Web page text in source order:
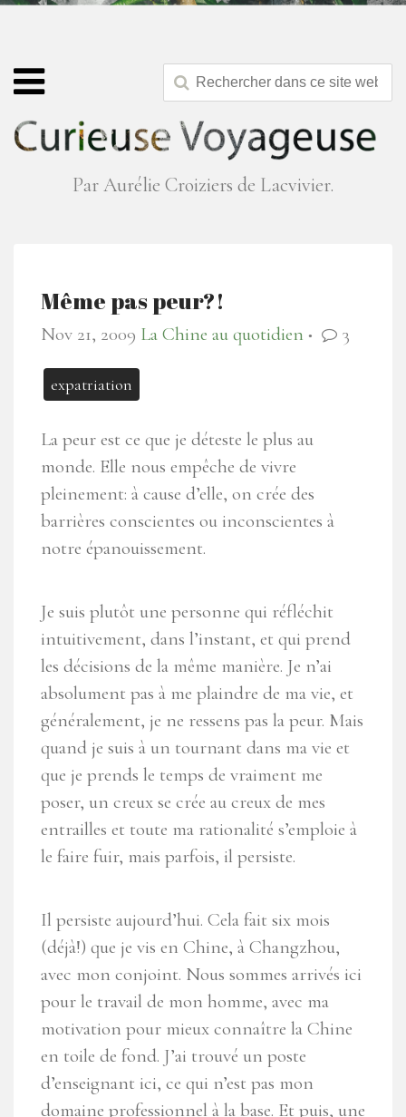
Par Aurélie Croiziers de Lacvivier.
Même pas peur?!
Nov 21, 2009 La Chine au quotidien ● 3
expatriation
La peur est ce que je déteste le plus au
monde. Elle nous empêche de vivre
pleinement: à cause d’elle, on crée des
barrières conscientes ou inconscientes à
notre épanouissement.
Je suis plutôt une personne qui réfléchit
intuitivement, dans l’instant, et qui prend
les décisions de la même manière. Je n’ai
absolument pas à me plaindre de ma vie, et
généralement, je ne ressens pas la peur. Mais
quand je suis à un tournant dans ma vie et
que je prends le temps de vraiment me
poser, un creux se crée au creux de mes
entrailles et toute ma rationalité s’emploie à
le faire fuir, mais parfois, il persiste.
Il persiste aujourd’hui. Cela fait six mois
(déjà!) que je vis en Chine, à Changzhou,
avec mon conjoint. Nous sommes arrivés ici
pour le travail de mon homme, avec ma
motivation pour mieux connaître la Chine
en toile de fond. J’ai trouvé un poste
d’enseignant ici, ce qui n’est pas mon
domaine professionnel à la base. Et puis, une